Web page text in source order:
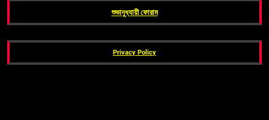
শুভানুধ্যায়ী ফোরাম
Privacy Policy